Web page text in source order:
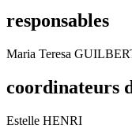
responsables
Maria Teresa
coordinateurs
Estelle HENRI